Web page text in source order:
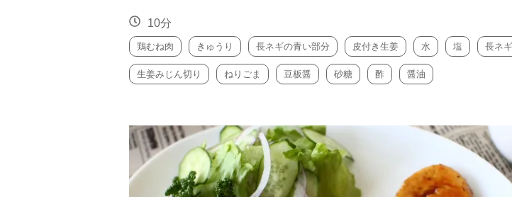
10分
鶏むね肉 きゅうり 長ネギの青い部分 皮付き生姜 水 塩 長ネ
生姜みじん切り ねりごま 豆板醤 砂糖 酢 醤油